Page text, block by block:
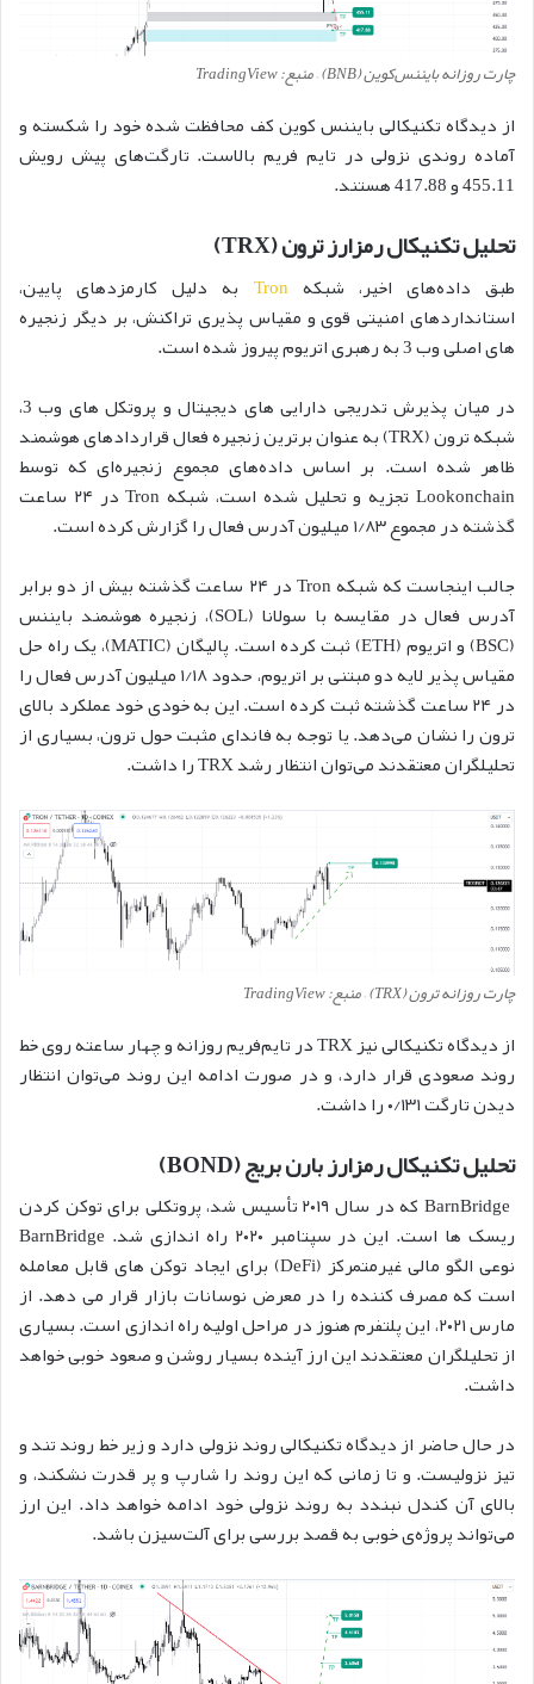
چارت روزانه بایننس‌کوین (BNB) – منبع: TradingView
از دیدگاه تکنیکالی بایننس کوین کف محافظت شده خود را شکسته و
آماده روندی نزولی در تایم فریم بالاست. تارگت‌‌های پیش رویش
455.11 و 417.88 هستند.
تحلیل تکنیکال رمزارز ترون (TRX)
طبق داده‌های اخیر، شبکهTron به دلیل کارمزدهای پایین،
استانداردهای امنیتی قوی و مقیاس پذیری تراکنش، بر دیگر زنجیره
های اصلی وب 3 به رهبری اتریوم پیروز شده است.
در میان پذیرش تدریجی دارایی های دیجیتال و پروتکل های وب 3،
شبکه ترون (TRX) به عنوان برترین زنجیره فعال قراردادهای هوشمند
ظاهر شده است. بر اساس داده‌های مجموع زنجیره‌ای که توسط
Lookonchain تجزیه و تحلیل شده است، شبکه Tron در ۲۴ ساعت
گذشته در مجموع ۱/۸۳ میلیون آدرس فعال را گزارش کرده است.
جالب اینجاست که شبکه Tron در ۲۴ ساعت گذشته بیش از دو برابر
آدرس فعال در مقایسه با سولانا (SOL)، زنجیره هوشمند بایننس
(BSC) و اتریوم (ETH) ثبت کرده است. پالیگان (MATIC)، یک راه حل
مقیاس پذیر لایه دو مبتنی بر اتریوم، حدود ۱/۱۸ میلیون آدرس فعال را
در ۲۴ ساعت گذشته ثبت کرده است. این به خودی خود عملکرد بالای
ترون را نشان می‌دهد. یا توجه به فاندای مثبت حول ترون، بسیاری از
تحلیلگران معتقدند می‌توان انتظار رشد TRX را داشت.
چارت روزانه ترون (TRX) – منبع: TradingView
از دیدگاه تکنیکالی نیز TRX در تایم‎‌فریم روزانه و چهار ساعته روی خط
روند صعودی قرار دارد، و در صورت ادامه این روند می‌توان انتظار
دیدن تارگت ۰/۱۳۱ را داشت.
تحلیل تکنیکال رمزارز بارن بریج (BOND)
BarnBridge که در سال ۲۰۱۹ تأسیس شد، پروتکلی برای توکن کردن
ریسک ها است. این در سپتامبر ۲۰۲۰ راه اندازی شد. BarnBridge
نوعی الگو مالی غیرمتمرکز (DeFi) برای ایجاد توکن های قابل معامله
است که مصرف کننده را در معرض نوسانات بازار قرار می دهد. از
مارس ۲۰۲۱، این پلتفرم هنوز در مراحل اولیه راه اندازی است. بسیاری
از تحلیلگران معتقدند این ارز آینده بسیار روشن و صعود خوبی خواهد
داشت.
در حال حاضر از دیدگاه تکنیکالی روند نزولی دارد و زیر خط روند تند و
تیز نزولیست. و تا زمانی که این روند را شارپ و پر قدرت نشکند، و
بالای آن کندل نبندد به روند نزولی خود ادامه خواهد داد. این ارز
می‌تواند پروژه‌ی خوبی به قصد بررسی برای آلت‌سیزن باشد.